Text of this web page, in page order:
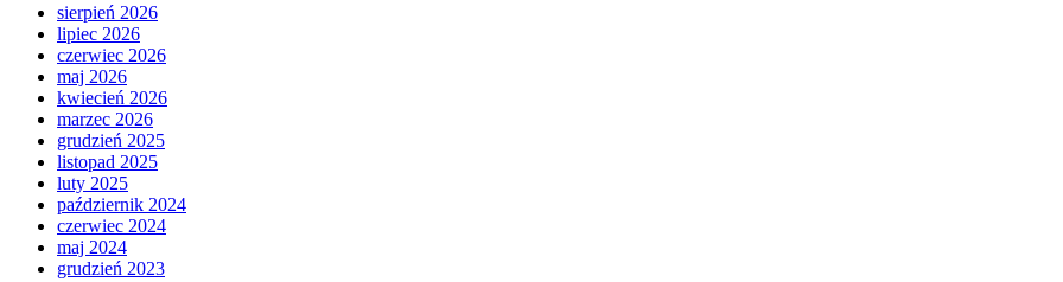
sierpień 2026
lipiec 2026
czerwiec 2026
maj 2026
kwiecień 2026
marzec 2026
grudzień 2025
listopad 2025
luty 2025
październik 2024
czerwiec 2024
maj 2024
grudzień 2023